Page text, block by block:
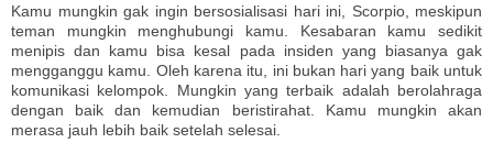
Kamu mungkin gak ingin bersosialisasi hari ini, Scorpio, meskipun
teman mungkin menghubungi kamu. Kesabaran kamu sedikit
menipis dan kamu bisa kesal pada insiden yang biasanya gak
mengganggu kamu. Oleh karena itu, ini bukan hari yang baik untuk
komunikasi kelompok. Mungkin yang terbaik adalah berolahraga
dengan baik dan kemudian beristirahat. Kamu mungkin akan
merasa jauh lebih baik setelah selesai.